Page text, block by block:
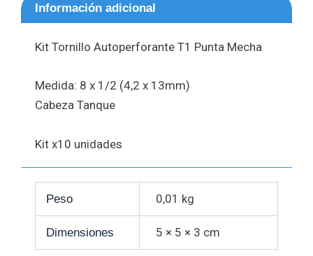
Información adicional
Kit Tornillo Autoperforante T1 Punta Mecha
Medida: 8 x 1/2 (4,2 x 13mm)
Cabeza Tanque
Kit x10 unidades
Peso 0,01 kg
Dimensiones 5 × 5 × 3 cm